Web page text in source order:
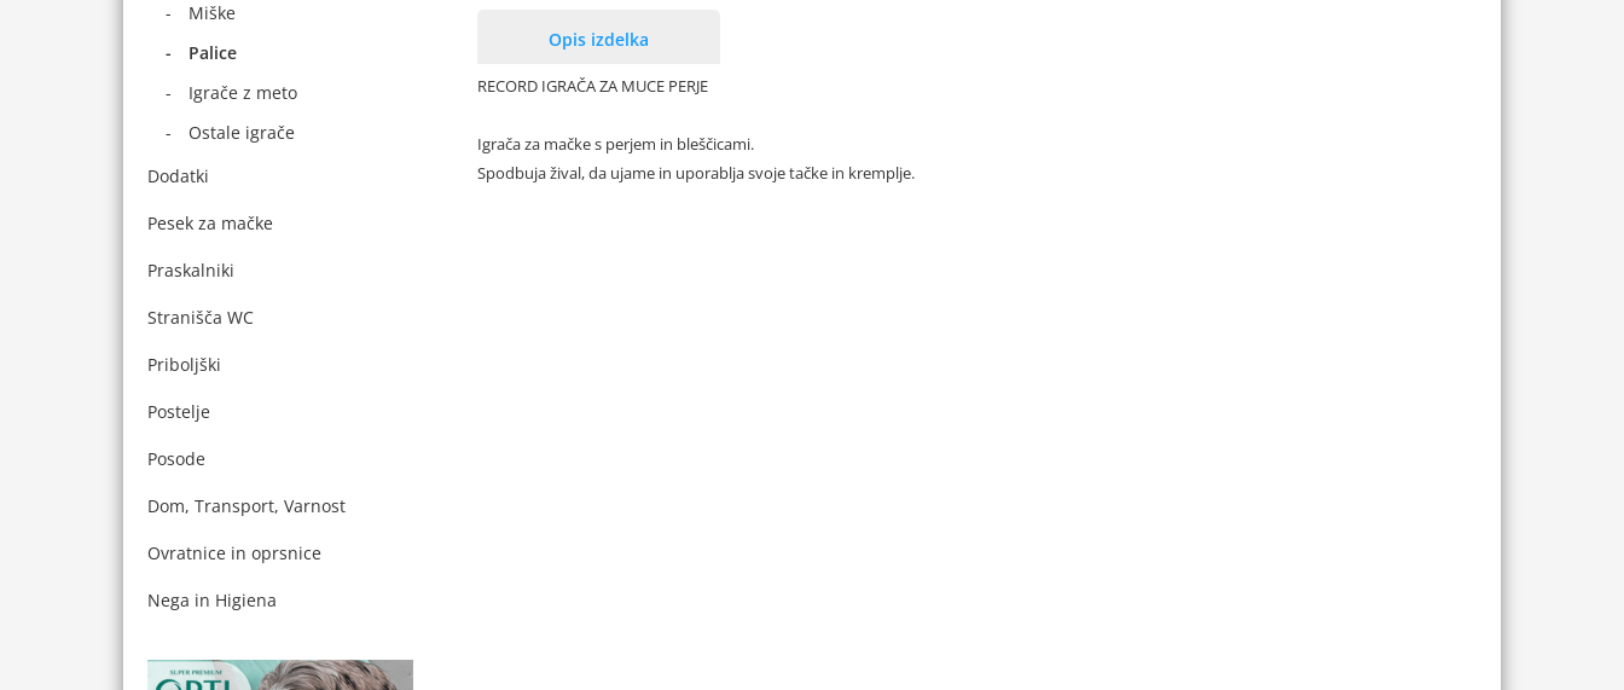
Miške
Palice
Igrače z meto
Ostale igrače
Dodatki
Pesek za mačke
Praskalniki
Stranišča WC
Priboljški
Postelje
Posode
Dom, Transport, Varnost
Ovratnice in oprsnice
Nega in Higiena
Opis izdelka
RECORD IGRAČA ZA MUCE PERJE
Igrača za mačke s perjem in bleščicami.
Spodbuja žival, da ujame in uporablja svoje tačke in kremplje.